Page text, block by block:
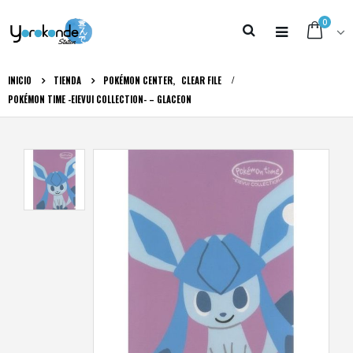
0
INICIO TIENDA POKÉMON CENTER, CLEAR FILE
POKÉMON TIME -EIEVUI COLLECTION- – GLACEON